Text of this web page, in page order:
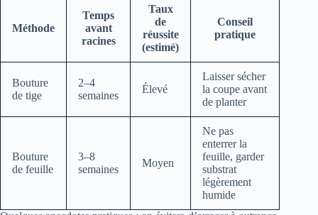
Méthode
Temps
avant
racines
Taux
de
réussite
(estimé)
Conseil
pratique
Bouture
de tige
2–4
semaines
Élevé
Laisser sécher
la coupe avant
de planter
Bouture
de feuille
3–8
semaines
Moyen
Ne pas
enterrer la
feuille, garder
substrat
légèrement
humide